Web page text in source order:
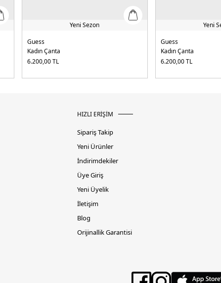
Yeni Sezon
Guess
Kadın Çanta
6.200,00TL
Yeni
Guess
Kadın Çanta
6.200,00TL
HIZLI ERİŞİM
Sipariş Takip
Yeni Ürünler
İndirimdekiler
Üye Giriş
Yeni Üyelik
İletişim
Blog
Orijinallik Garantisi